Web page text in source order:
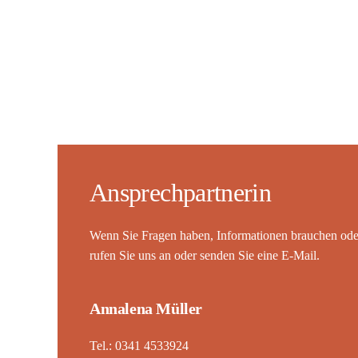
Ansprechpartnerin
Wenn Sie Fragen haben, Informationen brauchen
rufen Sie uns an oder senden Sie eine E-Mail.
Annalena Müller
Tel.: 0341 4533924